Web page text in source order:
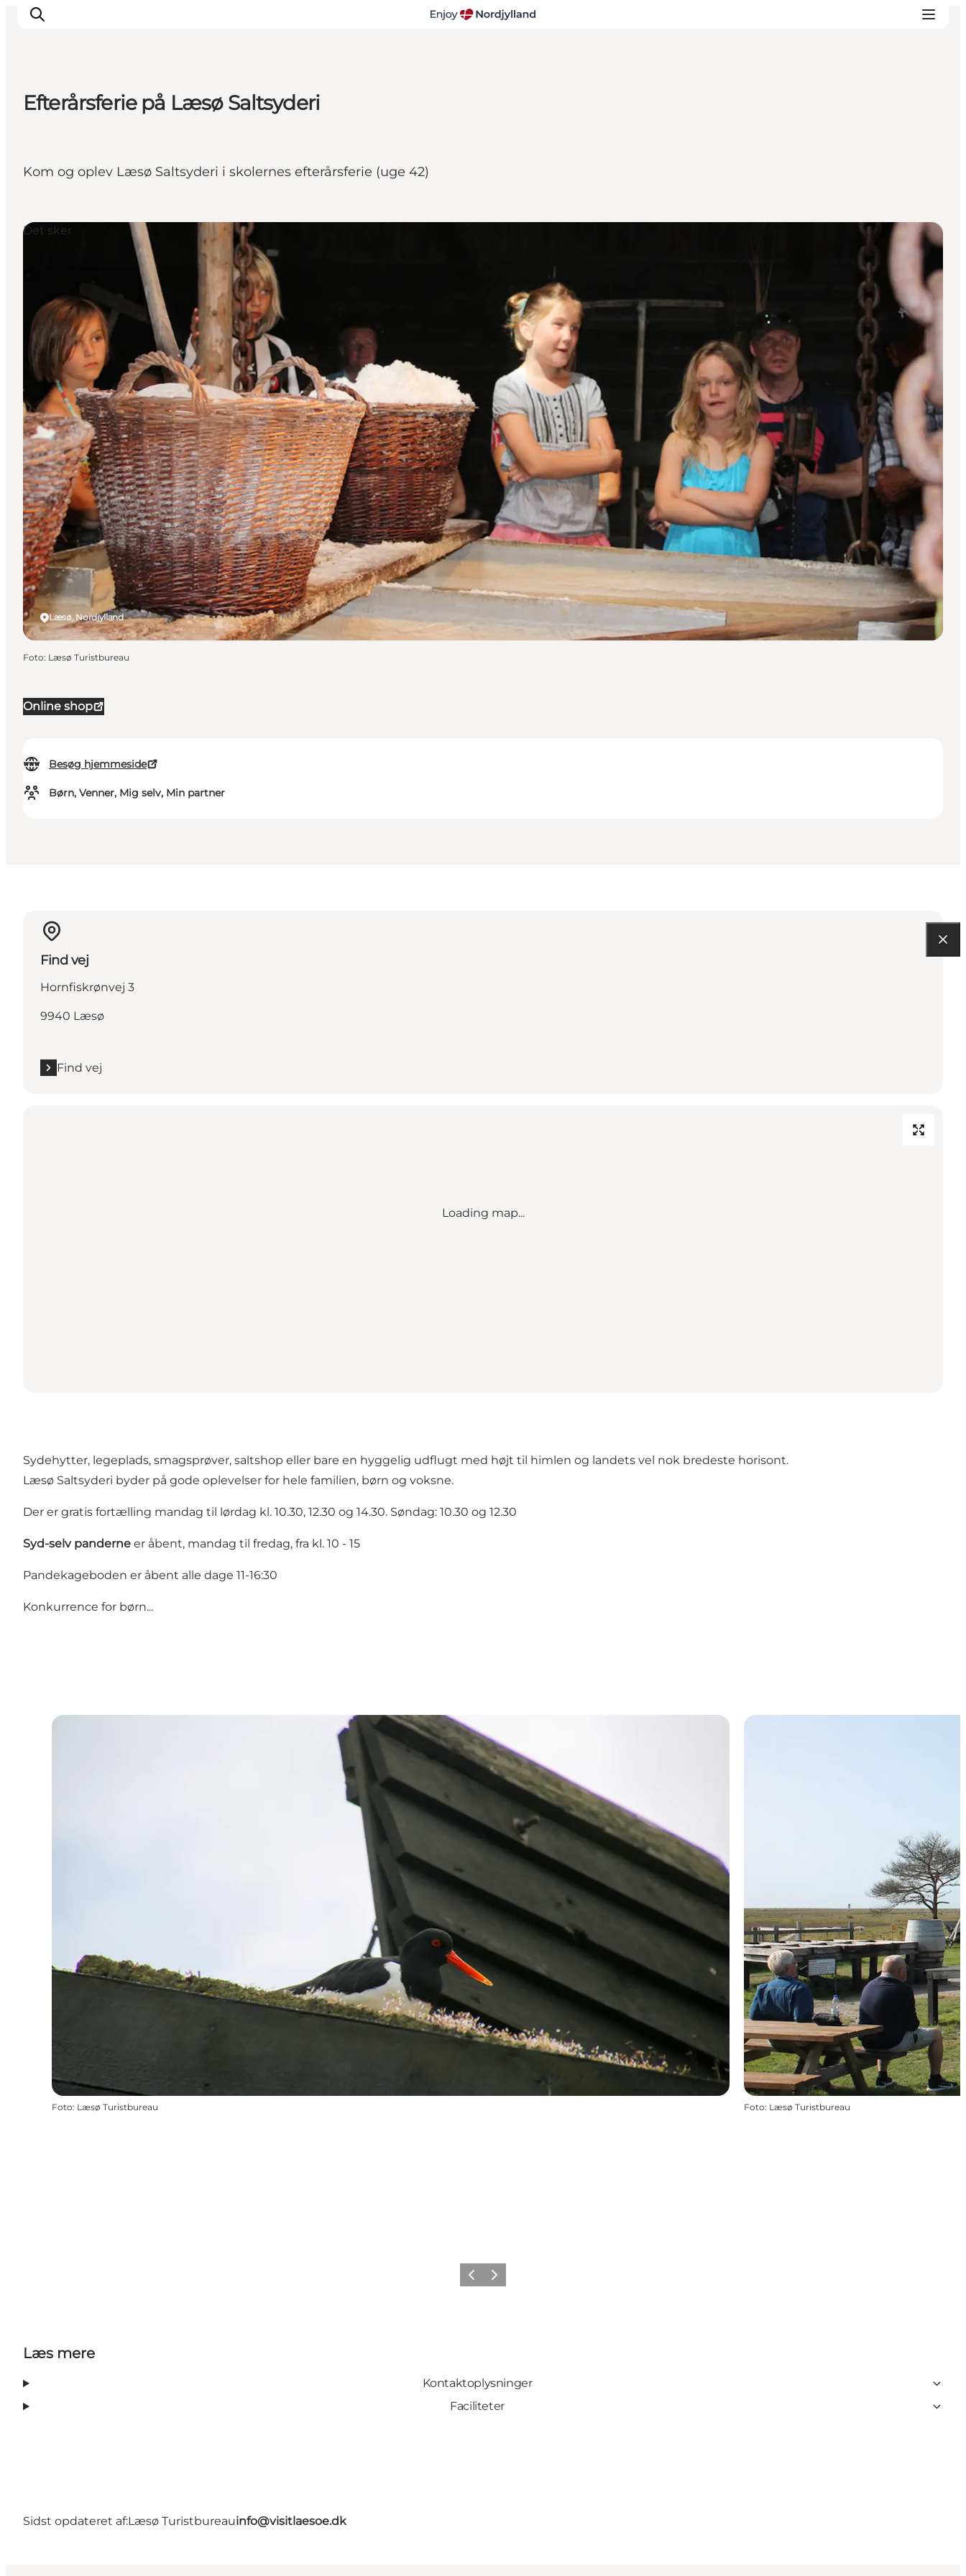
Byer og steder
Guides
For børn
Efterårsferie på Læsø Saltsyderi
Kom og oplev Læsø Saltsyderi i skolernes efterårsferie (uge 42)
Online shop
Besøg hjemmeside
Børn, Venner, Mig selv, Min partner
Læsø, Nordjylland
Det sker
Foto: Læsø Turistbureau
Find vej
Hornfiskrønvej 3
9940 Læsø
Find vej
Loading map...
Sydehytter, legeplads, smagsprøver, saltshop eller bare en hyggelig udflugt med højt til himlen og landets vel nok bredeste horisont.
Læsø Saltsyderi byder på gode oplevelser for hele familien, børn og voksne.
Der er gratis fortælling mandag til lørdag kl. 10.30, 12.30 og 14.30. Søndag: 10.30 og 12.30
Syd-selv panderne er åbent, mandag til fredag, fra kl. 10 - 15
Pandekageboden er åbent alle dage 11-16:30
Konkurrence for børn...
Foto: Læsø Turistbureau Foto: Læsø Turistbureau
ForrigeNæste
Læs mere
Kontaktoplysninger
Faciliteter
Sidst opdateret af:Læsø Turistbureauinfo@visitlaesoe.dk